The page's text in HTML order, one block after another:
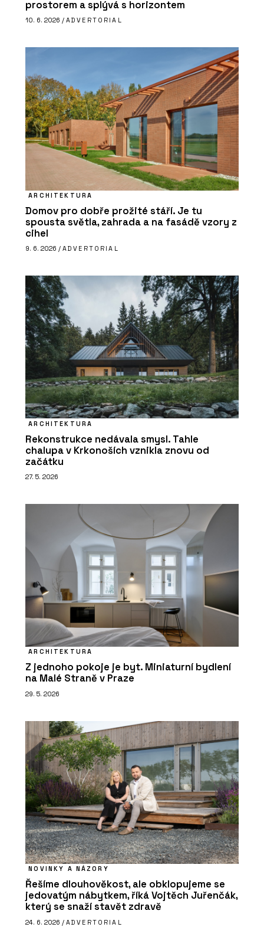
prostorem a splývá s horizontem
10. 6. 2026 / ADVERTORIAL
ARCHITEKTURA
Domov pro dobře prožité stáří. Je tu
spousta světla, zahrada a na fasádě vzory z
cihel
9. 6. 2026 / ADVERTORIAL
ARCHITEKTURA
Rekonstrukce nedávala smysl. Tahle
chalupa v Krkonoších vznikla znovu od
začátku
27. 5. 2026
ARCHITEKTURA
Z jednoho pokoje je byt. Miniaturní bydlení
na Malé Straně v Praze
29. 5. 2026
NOVINKY A NÁZORY
Řešíme dlouhověkost, ale obklopujeme se
jedovatým nábytkem, říká Vojtěch Juřenčák,
který se snaží stavět zdravě
24. 6. 2026 / ADVERTORIAL